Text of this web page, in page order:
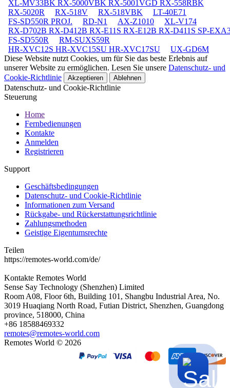
XL-MV33BK RX-5000VBK RX-5001VGD RX-558RBK
RX-5020R
RX-518V RX-518VBK
LT-40E71
FS-SD550R PROJ.
RD-N1 AX-Z1010
XL-V174
RX-D702B RX-D412B RX-E11S RX-E12B RX-D411S SP-
FS-SD550R
RM-SUXS59R
HR-XVC12S HR-XVC15SU HR-XVC17SU
UX-GD6M
Diese Website nutzt Cookies, um für Sie das beste Erlebnis auf
unserer Website zu ermöglichen. Lesen Sie unsere Datenschutz- und
Cookie-Richtlinie
Akzeptieren Ablehnen
Datenschutz- und Cookie-Richtlinie
Steuerung
Home
Fernbedienungen
Kontakte
Anmelden
Registrieren
Support
Geschäftsbedingungen
Datenschutz- und Cookie-Richtlinie
Informationen zum Versand
Rückgabe- und Rückerstattungsrichtlinie
Zahlungsmethoden
Geistige Eigentumsrechte
Teilen
https://remotes-world.com/de/
Kontakte Remotes World
Sense Say Technology (Shenzhen) Limited
Room A08, Floor 6th, Building 101, Shangbu Industrial Area, No.
3019 Huaqiang North Road, Futian District, Shenzhen, Guangdong
province, 518000, China
+86 18588469332
remotes@remotes-world.com
Remotes World © 2026